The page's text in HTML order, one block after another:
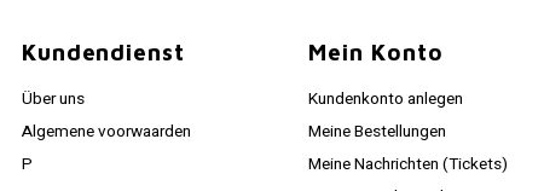
Kundendienst
Über uns
Algemene voorwaarden
P
Mein Konto
Kundenkonto anlegen
Meine Bestellungen
Meine Nachrichten (Tickets)